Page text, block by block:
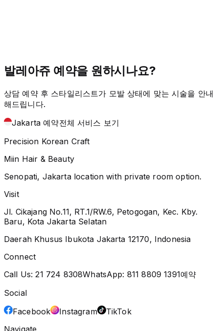
발레아쥬 예약을 원하시나요?
상담 예약 후 스타일리스트가 모발 상태에 맞는 시술을 안내
해드립니다.
Jakarta 예약전체 서비스 보기
Precision Korean Craft
Miin Hair & Beauty
Senopati, Jakarta location with private room option.
Visit
Jl. Cikajang No.11, RT.1/RW.6, Petogogan, Kec. Kby.
Baru, Kota Jakarta Selatan
Daerah Khusus Ibukota Jakarta 12170, Indonesia
Connect
Call Us:21 724 8308WhatsApp: 811 8809 1391예약
Social
Facebook
Instagram
TikTok